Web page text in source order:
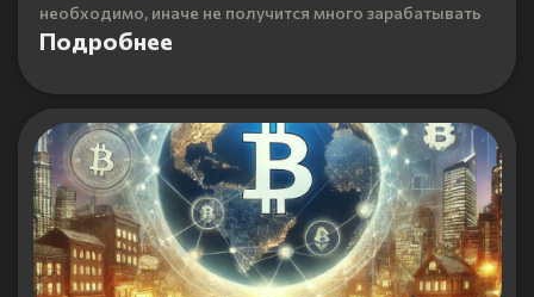
необходимо, иначе не получится много зарабатывать
Подробнее